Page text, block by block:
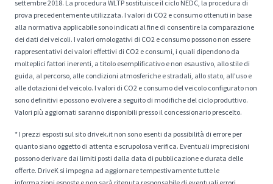
settembre 2018. La procedura WLTP sostituisce il ciclo NEDC, la procedura di
prova precedentemente utilizzata. I valori di CO2 e consumo ottenuti in base
alla normativa applicabile sono indicati al fine di consentire la comparazione
dei dati dei veicoli. I valori omologativi di CO2 e consumo possono non essere
rappresentativi dei valori effettivi di CO2 e consumi, i quali dipendono da
molteplici fattori inerenti, a titolo esemplificativo e non esaustivo, allo stile di
guida, al percorso, alle condizioni atmosferiche e stradali, allo stato, all'uso e
alle dotazioni del veicolo. I valori di CO2 e consumo del veicolo configurato non
sono definitivi e possono evolvere a seguito di modifiche del ciclo produttivo.
Valori più aggiornati saranno disponibili presso il concessionario prescelto.
* I prezzi esposti sul sito drivek.it non sono esenti da possibilità di errore per
quanto siano oggetto di attenta e scrupolosa verifica. Eventuali imprecisioni
possono derivare dai limiti posti dalla data di pubblicazione e durata delle
offerte. DriveK si impegna ad aggiornare tempestivamente tutte le